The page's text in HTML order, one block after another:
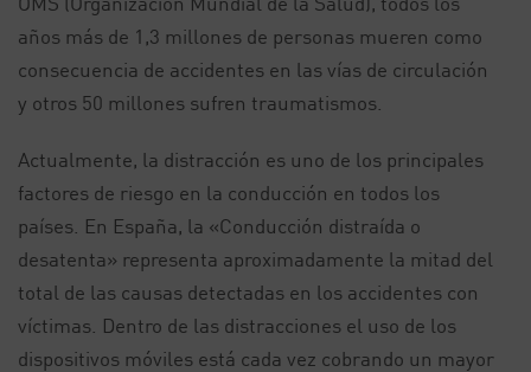
años más de 1,3 millones de personas mueren como
consecuencia de accidentes en las vías de circulación
y otros 50 millones sufren traumatismos.
Actualmente, la distracción es uno de los principales
factores de riesgo en la conducción en todos los
países. En España, la «Conducción distraída o
desatenta» representa aproximadamente la mitad del
total de las causas detectadas en los accidentes con
víctimas. Dentro de las distracciones el uso de los
dispositivos móviles está cada vez cobrando un mayor